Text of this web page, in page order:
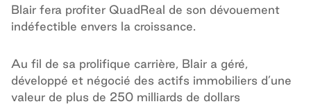
Blair fera profiter QuadReal de son dévouement
indéfectible envers la croissance.
Au fil de sa prolifique carrière, Blair a géré,
développé et négocié des actifs immobiliers d’une
valeur de plus de 250 milliards de dollars